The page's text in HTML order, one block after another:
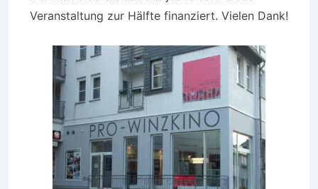
Veranstaltung zur Hälfte finanziert. Vielen Dank!